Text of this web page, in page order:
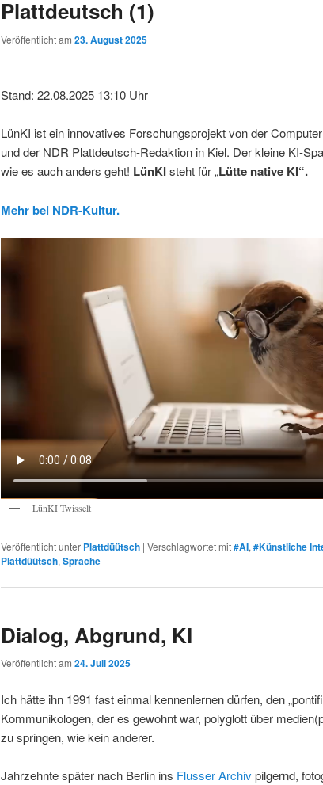
Plattdeutsch (1)
Veröffentlicht am 23. August 2025
Stand: 22.08.2025 13:10 Uhr
LünKI ist ein innovatives Forschungsprojekt von der
und der NDR Plattdeutsch-Redaktion in Kiel. Der kleine KI-
wie es auch anders geht! LünKIsteht für „Lütte native KI“.
Mehr bei NDR-Kultur.
LünKI Twisselt
Veröffentlicht unter Plattdüütsch | Verschlagwortet mit#AI, #Künstliche
Plattdüütsch, Sprache
Dialog, Abgrund, KI
Veröffentlicht am 24. Juli 2025
Ich hätte ihn 1991 fast einmal kennenlernen dürfen, den
Kommunikologen, der es gewohnt war, polyglott über
zu springen, wie kein anderer.
Jahrzehnte später nach Berlin ins Flusser Archivpilgernd,